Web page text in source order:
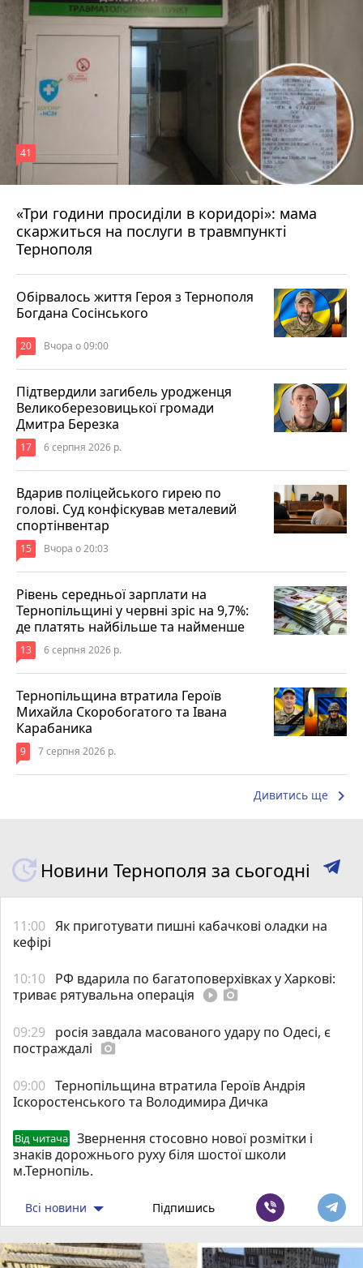
«Три години просиділи в коридорі»: мама
скаржиться на послуги в травмпункті
Тернополя
41
Вчора о 13:05
Обірвалось життя Героя з Тернополя
Богдана Сосінського
20 Вчора о 09:00
Підтвердили загибель уродженця
Великоберезовицької громади
Дмитра Березка
17 6 серпня 2026 р.
Вдарив поліцейського гирею по
голові. Суд конфіскував металевий
спортінвентар
15 Вчора о 20:03
Рівень середньої зарплати на
Тернопільщині у червні зріс на 9,7%:
де платять найбільше та найменше
13 6 серпня 2026 р.
Тернопільщина втратила Героїв
Михайла Скоробогатого та Івана
Карабаника
9 7 серпня 2026 р.
Дивитись ще keyboard_arrow_right
Новини Тернополя за сьогодні
11:00 Як приготувати пишні кабачкові оладки на
кефірі
10:10 РФ вдарила по багатоповерхівках у Харкові:
триває рятувальна операція play_circle_filled photo_camera
09:29
росія завдала масованого удару по Одесі, є
постраждалі photo_camera
09:00 Тернопільщина втратила Героїв Андрія
Іскоростенського та Володимира Дичка
Від читача
Звернення стосовно нової розмітки і
знаків дорожнього руху біля шостої школи
м.Тернопіль.
Всі новини Підпишись